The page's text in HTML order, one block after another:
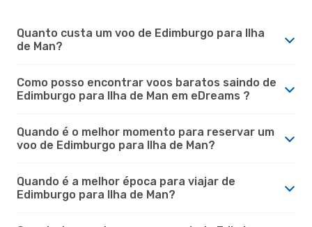
Quanto custa um voo de Edimburgo para Ilha
de Man?
Como posso encontrar voos baratos saindo de
Edimburgo para Ilha de Man em eDreams ?
Quando é o melhor momento para reservar um
voo de Edimburgo para Ilha de Man?
Quando é a melhor época para viajar de
Edimburgo para Ilha de Man?